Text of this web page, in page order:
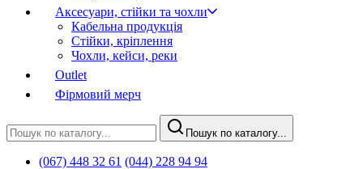
Аксесуари, стійки та чохли
Кабельна продукція
Стійки, кріплення
Чохли, кейси, реки
Outlet
Фірмовий мерч
Пошук по каталогу...
(067) 448 32 61 (044) 228 94 94